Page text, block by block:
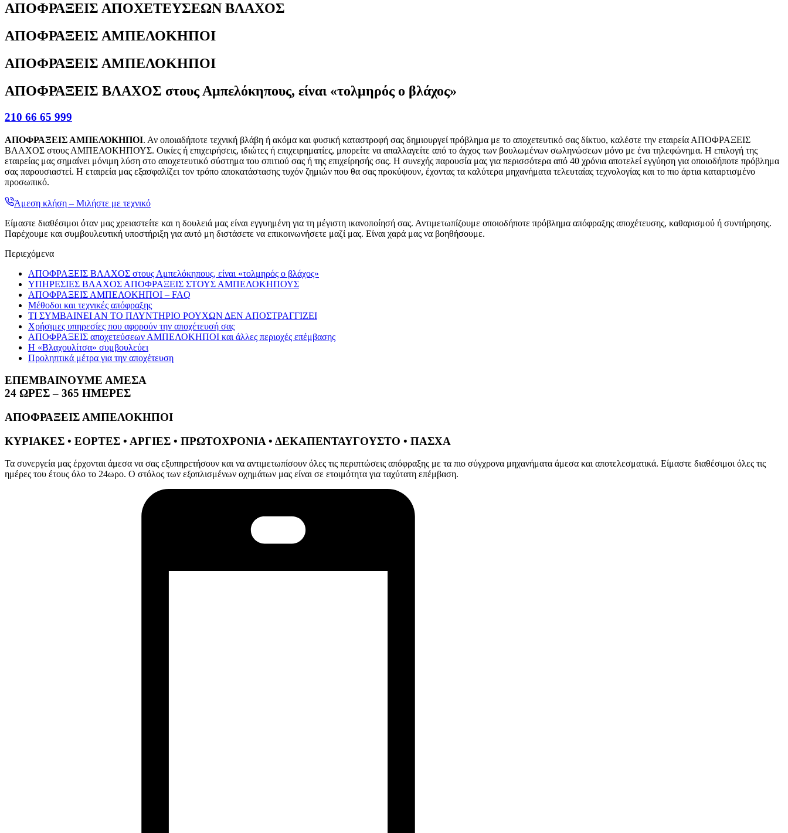
ΑΠΟΦΡΑΞΕΙΣ ΑΠΟΧΕΤΕΥΣΕΩΝ ΒΛΑΧΟΣ
ΑΠΟΦΡΑΞΕΙΣ ΑΜΠΕΛΟΚΗΠΟΙ
ΑΠΟΦΡΑΞΕΙΣ ΑΜΠΕΛΟΚΗΠΟΙ
ΑΠΟΦΡΑΞΕΙΣ ΒΛΑΧΟΣ στους Αμπελόκηπους, είναι «τολμηρός ο βλάχος»
210 66 65 999
ΑΠΟΦΡΑΞΕΙΣ ΑΜΠΕΛΟΚΗΠΟΙ. Αν οποιαδήποτε τεχνική βλάβη ή ακόμα και φυσική καταστροφή σας δημιουργεί πρόβλημα με το αποχετευτικό σας δίκτυο, καλέστε την εταιρεία ΑΠΟΦΡΑΞΕΙΣ
ΒΛΑΧΟΣ στους ΑΜΠΕΛΟΚΗΠΟΥΣ. Οικίες ή επιχειρήσεις, ιδιώτες ή επιχειρηματίες, μπορείτε να απαλλαγείτε από το άγχος των βουλωμένων σωληνώσεων μόνο με ένα τηλεφώνημα. Η επιλογή της
εταιρείας μας σημαίνει μόνιμη λύση στο αποχετευτικό σύστημα του σπιτιού σας ή της επιχείρησής σας. Η συνεχής παρουσία μας για περισσότερα από 40 χρόνια αποτελεί εγγύηση για οποιοδήποτε πρόβλημα
σας παρουσιαστεί. Η εταιρεία μας εξασφαλίζει τον τρόπο αποκατάστασης τυχόν ζημιών που θα σας προκύψουν, έχοντας τα καλύτερα μηχανήματα τελευταίας τεχνολογίας και το πιο άρτια καταρτισμένο
προσωπικό.
Άμεση κλήση – Μιλήστε με τεχνικό
Είμαστε διαθέσιμοι όταν μας χρειαστείτε και η δουλειά μας είναι εγγυημένη για τη μέγιστη ικανοποίησή σας. Αντιμετωπίζουμε οποιοδήποτε πρόβλημα απόφραξης αποχέτευσης, καθαρισμού ή συντήρησης.
Παρέχουμε και συμβουλευτική υποστήριξη για αυτό μη διστάσετε να επικοινωνήσετε μαζί μας. Είναι χαρά μας να βοηθήσουμε.
Περιεχόμενα
ΑΠΟΦΡΑΞΕΙΣ ΒΛΑΧΟΣ στους Αμπελόκηπους, είναι «τολμηρός ο βλάχος»
ΥΠΗΡΕΣΙΕΣ ΒΛΑΧΟΣ ΑΠΟΦΡΑΞΕΙΣ ΣΤΟΥΣ ΑΜΠΕΛΟΚΗΠΟΥΣ
ΑΠΟΦΡΑΞΕΙΣ ΑΜΠΕΛΟΚΗΠΟΙ – FAQ
Μέθοδοι και τεχνικές απόφραξης
ΤΙ ΣΥΜΒΑΙΝΕΙ ΑΝ ΤΟ ΠΛΥΝΤΗΡΙΟ ΡΟΥΧΩΝ ΔΕΝ ΑΠΟΣΤΡΑΓΓΙΖΕΙ
Χρήσιμες υπηρεσίες που αφορούν την αποχέτευσή σας
ΑΠΟΦΡΑΞΕΙΣ αποχετεύσεων ΑΜΠΕΛΟΚΗΠΟΙ και άλλες περιοχές επέμβασης
Η «Βλαχουλίτσα» συμβουλεύει
Προληπτικά μέτρα για την αποχέτευση
ΕΠΕΜΒΑΙΝΟΥΜΕ ΑΜΕΣΑ
24 ΩΡΕΣ – 365 ΗΜΕΡΕΣ
ΑΠΟΦΡΑΞΕΙΣ ΑΜΠΕΛΟΚΗΠΟΙ
ΚΥΡΙΑΚΕΣ • ΕΟΡΤΕΣ • ΑΡΓΙΕΣ • ΠΡΩΤΟΧΡΟΝΙΑ • ΔΕΚΑΠΕΝΤΑΥΓΟΥΣΤΟ • ΠΑΣΧΑ
Τα συνεργεία μας έρχονται άμεσα να σας εξυπηρετήσουν και να αντιμετωπίσουν όλες τις περιπτώσεις απόφραξης με τα πιο σύγχρονα μηχανήματα άμεσα και αποτελεσματικά. Είμαστε διαθέσιμοι όλες τις
ημέρες του έτους όλο το 24ωρο. Ο στόλος των εξοπλισμένων οχημάτων μας είναι σε ετοιμότητα για ταχύτατη επέμβαση.